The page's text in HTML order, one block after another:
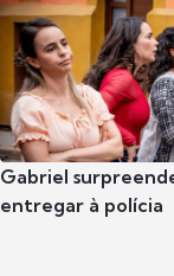
Gabriel
entregar à polícia